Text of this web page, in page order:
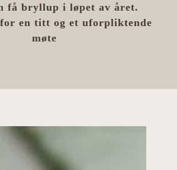
få bryllup i løpet av året.
for en titt og et uforpliktende
møte